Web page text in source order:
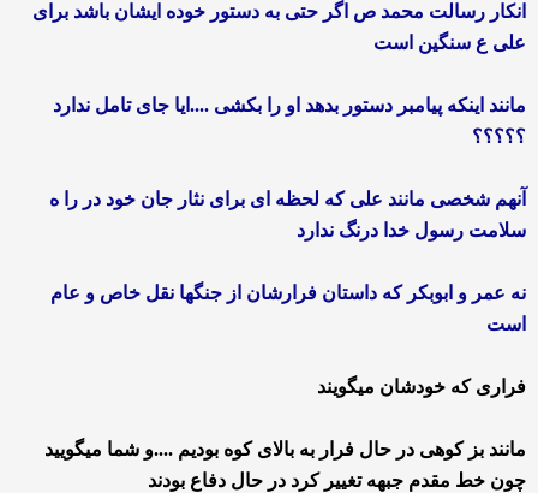
انکار رسالت محمد ص اگر حتی به دستور خوده ایشان باشد برای
علی ع سنگین است
مانند اینکه پیامبر دستور بدهد او را بکشی ....ایا جای تامل ندارد
؟؟؟؟؟
آنهم شخصی مانند علی که لحظه ای برای نثار جان خود در را ه
سلامت رسول خدا درنگ ندارد
نه عمر و ابوبکر که داستان فرارشان از جنگها نقل خاص و عام
است
فراری که خودشان میگویند
مانند بز کوهی در حال فرار به بالای کوه بودیم ....و شما میگویید
چون خط مقدم جبهه تغییر کرد در حال دفاع بودند